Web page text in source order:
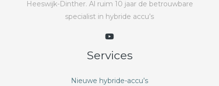
Heeswijk-Dinther. Al ruim 10 jaar de betrouwbare
specialist in hybride accu’s
Services
Nieuwe hybride-accu’s